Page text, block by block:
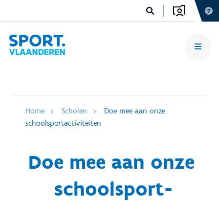
Home Scholen
Doe mee aan onze
schoolsportactiviteiten
Doe mee aan onze
schoolsport­